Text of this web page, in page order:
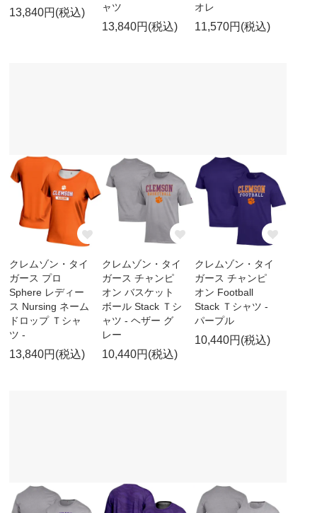
13,840円(税込)
ャツ
13,840円(税込)
オレ
11,570円(税込)
クレムゾン・タイ
ガース プロ
Sphere レディー
ス Nursing ネーム
ドロップ Ｔシャ
ツ -
13,840円(税込)
クレムゾン・タイ
ガース チャンピ
オン バスケット
ボール Stack Ｔシ
ャツ - ヘザー グ
レー
10,440円(税込)
クレムゾン・タイ
ガース チャンピ
オン Football
Stack Ｔシャツ -
パープル
10,440円(税込)